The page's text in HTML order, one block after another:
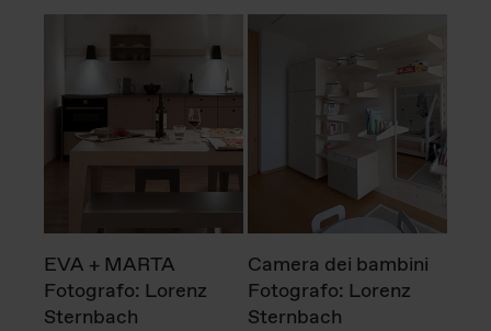
EVA + MARTA
Fotografo: Lorenz
Sternbach
Camera dei bambini
Fotografo: Lorenz
Sternbach